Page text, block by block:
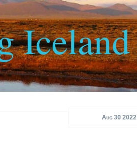
Iceland
Aug 30 2022